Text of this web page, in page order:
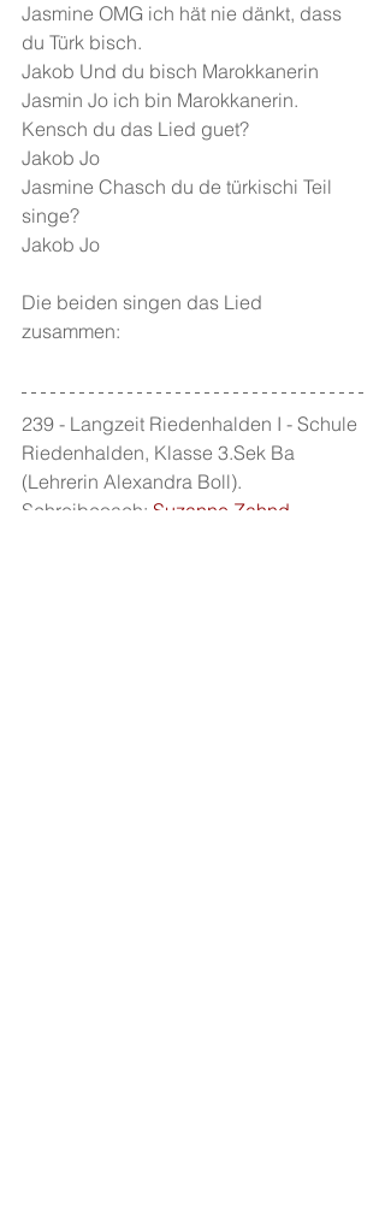
Jasmine OMG ich hät nie dänkt, dass
du Türk bisch.
Jakob Und du bisch Marokkanerin
Jasmin Jo ich bin Marokkanerin.
Kensch du das Lied guet?
Jakob Jo
Jasmine Chasch du de türkischi Teil
singe?
Jakob Jo
Die beiden singen das Lied
zusammen:
239 - Langzeit Riedenhalden I - Schule
Riedenhalden, Klasse 3.Sek Ba
(Lehrerin Alexandra Boll).
Schreibcoach: Suzanne Zahnd